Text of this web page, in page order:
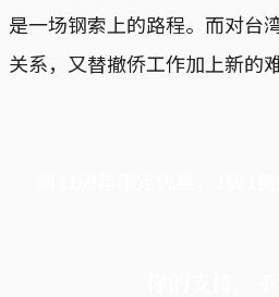
是一场钢索上的路程。而对台
关系，又替撤侨工作加上新的难